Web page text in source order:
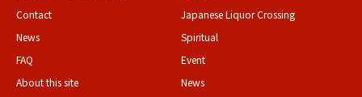
Contact
News
FAQ
About this site
Japanese Liquor Crossing
Spiritual
Event
News